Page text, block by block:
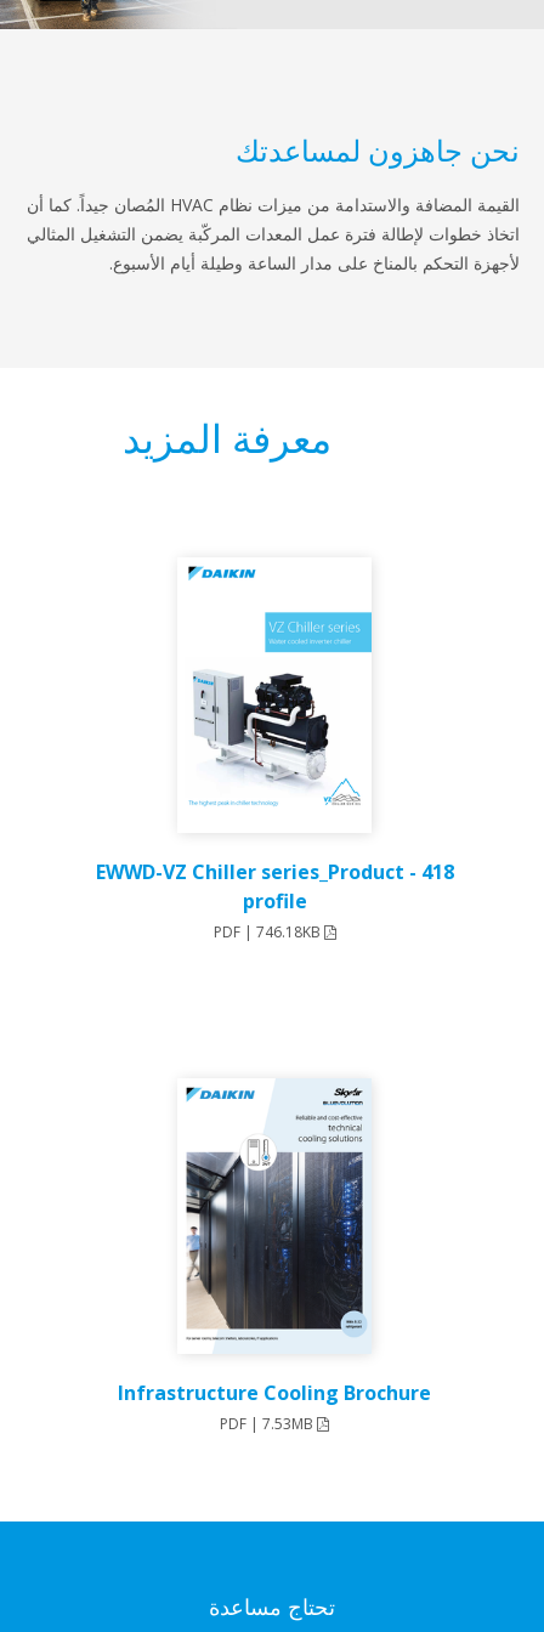
لمساعدتك
القيمة المضافة والاستدامة من ميزات نظام HVAC المُصان جيداً. كما أن
لإطالة فترة عمل المعدات المركّبة يضمن التشغيل المثالي
بالمناخ على مدار الساعة وطيلة أيام الأسبوع.
معرفة المزيد
418 - EWWD-VZ Chiller series_Product
Infrastructure Cooling Brochure
تحتاج مساعدة